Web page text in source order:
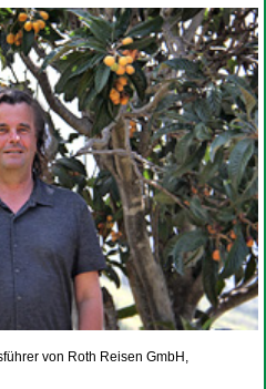
von Roth Reisen GmbH,